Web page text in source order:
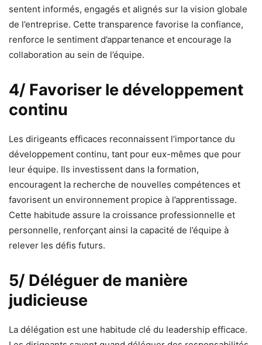
sentent informés, engagés et alignés sur la vision globale
de l’entreprise. Cette transparence favorise la confiance,
renforce le sentiment d’appartenance et encourage la
collaboration au sein de l’équipe.
4/ Favoriser le développement
continu
Les dirigeants efficaces reconnaissent l’importance du
développement continu, tant pour eux-mêmes que pour
leur équipe. Ils investissent dans la formation,
encouragent la recherche de nouvelles compétences et
favorisent un environnement propice à l’apprentissage.
Cette habitude assure la croissance professionnelle et
personnelle, renforçant ainsi la capacité de l’équipe à
relever les défis futurs.
5/ Déléguer de manière
judicieuse
La délégation est une habitude clé du leadership efficace.